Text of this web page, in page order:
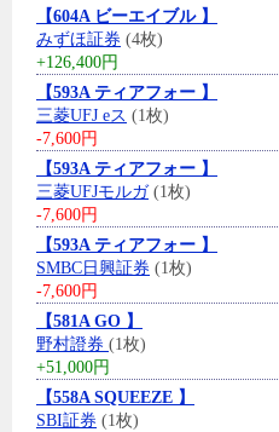
【604A ビーエイブル 】
みずほ証券 (4枚)
+126,400円
【593A ティアフォー 】
三菱UFJ eス (1枚)
-7,600円
【593A ティアフォー 】
三菱UFJモルガ(1枚)
-7,600円
【593A ティアフォー 】
SMBC日興証券 (1枚)
-7,600円
【581A GO 】
野村證券 (1枚)
+51,000円
【558A SQUEEZE 】
SBI証券 (1枚)